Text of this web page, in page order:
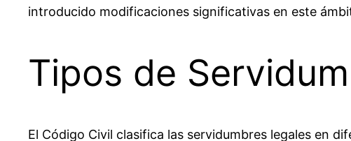
introducido modificaciones significativas en este
Tipos de
El Código Civil clasifica las servidumbres legales en